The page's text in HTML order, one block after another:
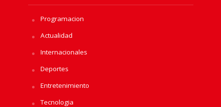
Programacion
Actualidad
Internacionales
Deportes
Entretenimiento
Tecnologia